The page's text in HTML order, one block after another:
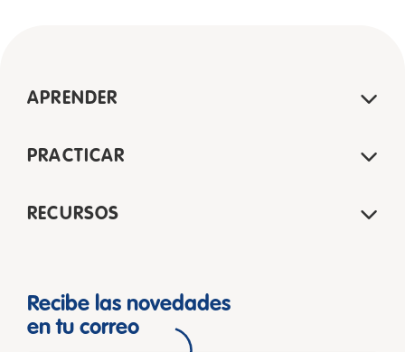
APRENDER
PRACTICAR
RECURSOS
Recibe las novedades
en tu correo